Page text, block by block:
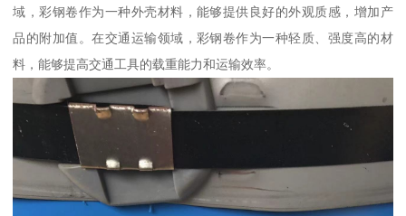
域，彩钢卷作为一种外壳材料，能够提供良好的外观质感，增加产
品的附加值。在交通运输领域，彩钢卷作为一种轻质、强度高的材
料，能够提高交通工具的载重能力和运输效率。